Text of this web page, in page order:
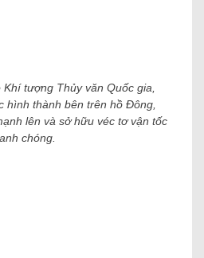
tượng Thủy văn Quốc gia,
hình thành bên trên hồ Đông,
lên và sở hữu véc tơ vận tốc
chóng.